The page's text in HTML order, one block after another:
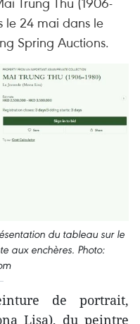
le 24 mai dans le
Spring Auctions.
du tableau sur le
aux enchères. Photo:
de portrait,
Lisa), du peintre